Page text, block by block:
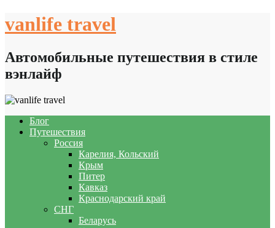
to
vanlife travel
Автомобильные путешествия в стиле
вэнлайф
Блог
Путешествия
Россия
Карелия, Кольский
Крым
Питер
Кавказ
Краснодарский край
СНГ
Беларусь